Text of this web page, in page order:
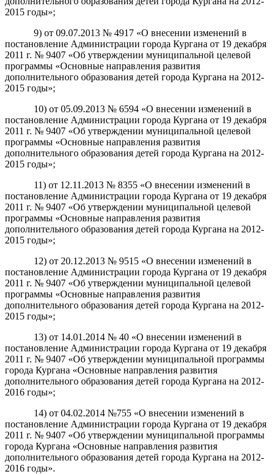
2015 годы»;
9) от 09.07.2013 № 4917 «О внесении изменений в
постановление Администрации города Кургана от 19 декабря
2011 г. № 9407 «Об утверждении муниципальной целевой
программы «Основные направления развития
дополнительного образования детей города Кургана на 2012-
2015 годы»;
10) от 05.09.2013 № 6594 «О внесении изменений в
постановление Администрации города Кургана от 19 декабря
2011 г. № 9407 «Об утверждении муниципальной целевой
программы «Основные направления развития
дополнительного образования детей города Кургана на 2012-
2015 годы»;
11) от 12.11.2013 № 8355 «О внесении изменений в
постановление Администрации города Кургана от 19 декабря
2011 г. № 9407 «Об утверждении муниципальной целевой
программы «Основные направления развития
дополнительного образования детей города Кургана на 2012-
2015 годы»;
12) от 20.12.2013 № 9515 «О внесении изменений в
постановление Администрации города Кургана от 19 декабря
2011 г. № 9407 «Об утверждении муниципальной целевой
программы «Основные направления развития
дополнительного образования детей города Кургана на 2012-
2015 годы»;
13) от 14.01.2014 № 40 «О внесении изменений в
постановление Администрации города Кургана от 19 декабря
2011 г. № 9407 «Об утверждении муниципальной программы
города Кургана «Основные направления развития
дополнительного образования детей города Кургана на 2012-
2016 годы»;
14) от 04.02.2014 №755 «О внесении изменений в
постановление Администрации города Кургана от 19 декабря
2011 г. № 9407 «Об утверждении муниципальной программы
города Кургана «Основные направления развития
дополнительного образования детей города Кургана на 2012-
2016 годы».